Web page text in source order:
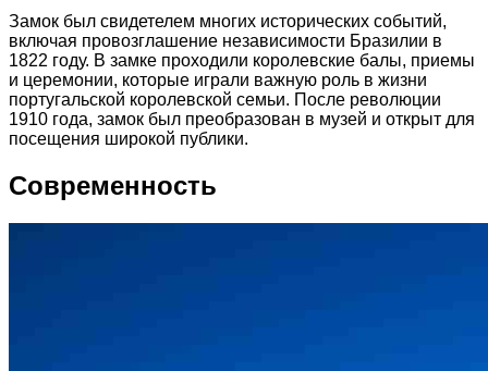
Замок был свидетелем многих исторических событий,
включая провозглашение независимости Бразилии в
1822 году. В замке проходили королевские балы, приемы
и церемонии, которые играли важную роль в жизни
португальской королевской семьи. После революции
1910 года, замок был преобразован в музей и открыт для
посещения широкой публики.
Современность